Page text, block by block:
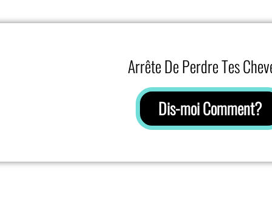
Arrête De Perdre Tes
Dis-moi Comment?